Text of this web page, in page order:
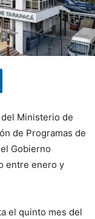
Ministerio de
de Programas de
Gobierno
entre enero y
el quinto mes del